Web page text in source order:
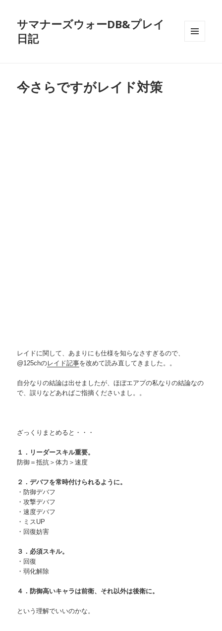
サマナーズウォーDB&プレイ
日記
今さらですがレイド対策
レイドに関して、あまりにも仕様を知らなさすぎるので、
@125chのレイド記事を改めて読み直してきました。。
自分なりの結論は出せましたが、ほぼエアプの私なりの結論なの
で、誤りなどあればご指摘くださいまし。。
ざっくりまとめると・・・
１．リーダースキル重要。
防御＝抵抗＞体力＞速度
２．デバフを常時付けられるように。
・防御デバフ
・攻撃デバフ
・速度デバフ
・ミスUP
・回復妨害
３．必須スキル。
・回復
・弱化解除
４．防御高いキャラは前衛、それ以外は後衛に。
という理解でいいのかな。